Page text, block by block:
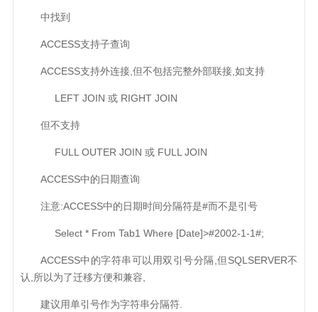
中找到
ACCESS支持子查询
ACCESS支持外连接,但不包括完整外部联接,如支持
LEFT JOIN 或 RIGHT JOIN
但不支持
FULL OUTER JOIN 或 FULL JOIN
ACCESS中的日期查询
注意:ACCESS中的日期时间分隔符是#而不是引号
Select * From Tab1 Where [Date]>#2002-1-1#;
ACCESS中的字符串可以用双引号分隔,但SQLSERVER不
认,所以为了迁移方便和兼容,
建议用单引号作为字符串分隔符.